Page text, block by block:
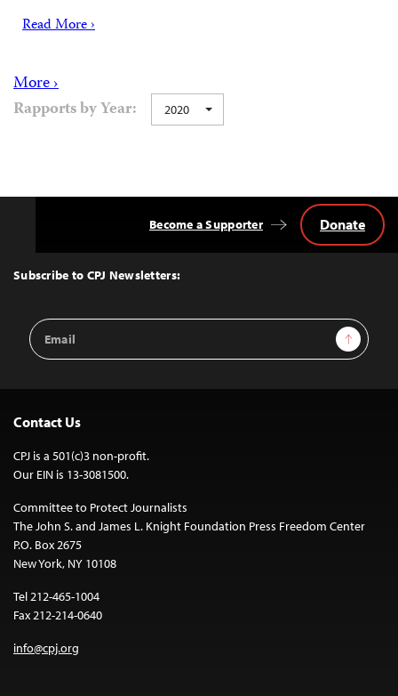
Read More ›
More ›
Rapports by Year:
2020
Top
Subscribe to CPJ Newsletters:
Email
Address
Sign Up
Become a Supporter Donate
Contact Us
CPJ is a 501(c)3 non-profit.
Our EIN is 13-3081500.
Committee to Protect Journalists
The John S. and James L. Knight Foundation Press Freedom Center
P.O. Box 2675
New York, NY 10108
Tel 212-465-1004
Fax 212-214-0640
info@cpj.org